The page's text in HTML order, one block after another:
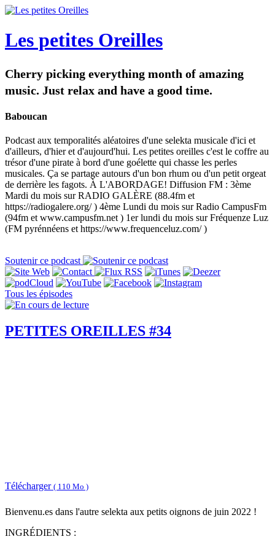
Les petites Oreilles
Cherry picking everything month of amazing
music. Just relax and have a good time.
Baboucan
Podcast aux temporalités aléatoires d'une selekta musicale d'ici et
d'ailleurs, d'hier et d'aujourd'hui. Les petites oreilles c'est le coffre au
trésor d'une pirate à bord d'une goélette qui chasse les perles
musicales. Ça se partage autours d'un bon rhum ou d'un petit orgeat
de derrière les fagots. À L'ABORDAGE! Diffusion FM : 3ème
Mardi du mois sur RADIO GALÈRE (88.4fm et
https://radiogalere.org/ ) 4ème Lundi du mois sur Radio CampusFm
(94fm et www.campusfm.net ) 1er lundi du mois sur Fréquenze Luz
(FM pyrénnéens et https://www.frequenceluz.com/ )
Soutenir ce podcast
Tous les épisodes
PETITES OREILLES #34
Télécharger ( 110 Mo )
Bienvenu.es dans l'autre selekta aux petits oignons de juin 2022 !
INGRÉDIENTS :